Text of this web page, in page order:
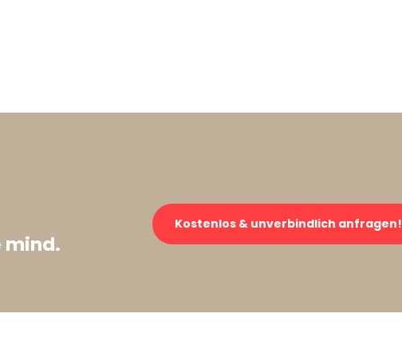
mind.
Kostenlos & unverbindlich anfragen!